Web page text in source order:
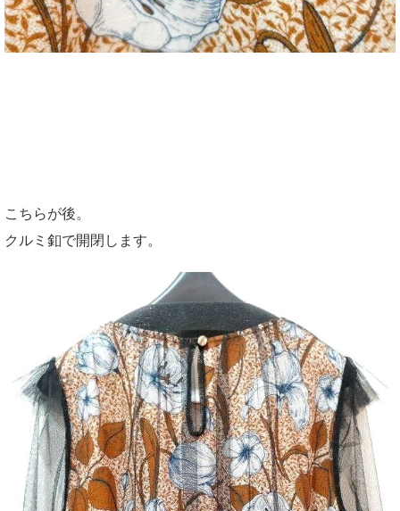
こちらが後。
クルミ釦で開閉します。